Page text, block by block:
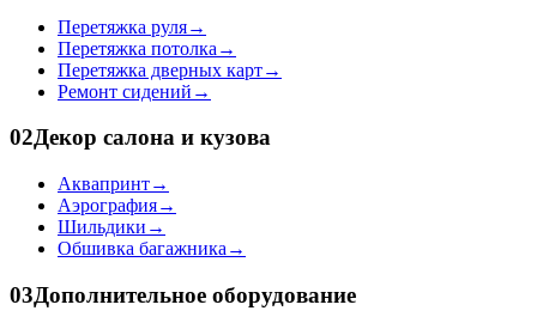
Перетяжка руля→
Перетяжка потолка →
Перетяжка дверных карт→
Ремонт сидений →
02Декор салона и кузова
Аквапринт→
Аэрография→
Шильдики →
Обшивка багажника →
03Дополнительное оборудование